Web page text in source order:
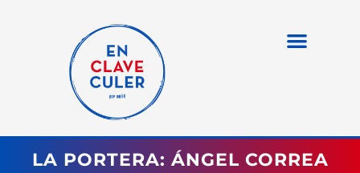
LA PORTERA: ÁNGEL CORREA